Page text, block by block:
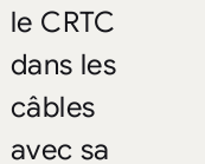
le CRTC
dans les
câbles
avec sa